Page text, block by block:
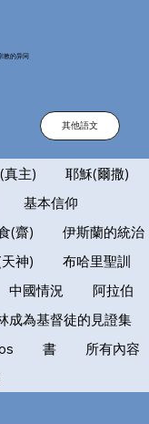
教的异同
其他語文
真主)
耶穌(爾撒)
基本信仰
(齋)
伊斯蘭的統治
神)
布哈里聖訓
中國情況
阿拉伯
成為基督徒的見證集
書
所有內容